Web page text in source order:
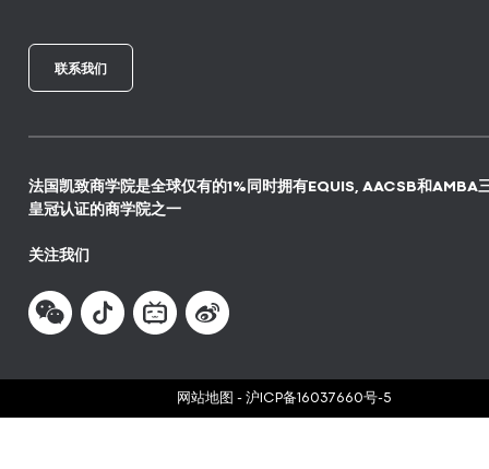
联系我们
法国凯致商学院是全球仅有的1%同时拥有EQUIS, AACSB和AMBA
皇冠认证的商学院之一
关注我们
网站地图 - 沪ICP备16037660号-5